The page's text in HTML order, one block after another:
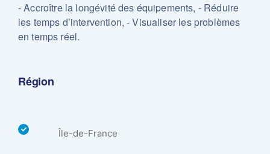
- Accroître la longévité des équipements, - Réduire
les temps d’intervention, - Visualiser les problèmes
en temps réel.
Région
Île-de-France